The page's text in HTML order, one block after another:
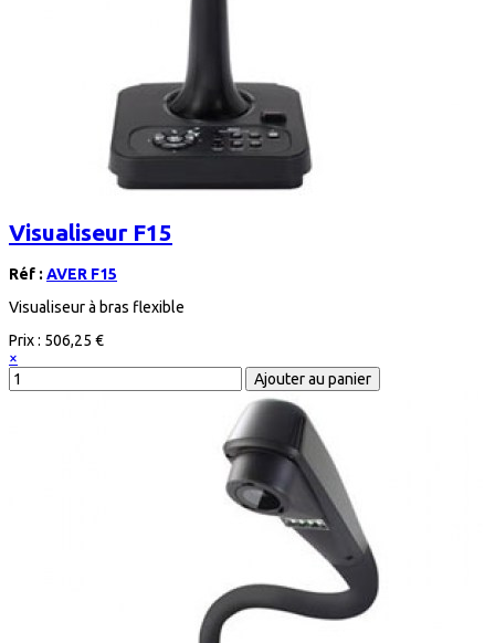
Visualiseur F15
Réf : AVER F15
Visualiseur à bras flexible
Prix : 506,25 €
×